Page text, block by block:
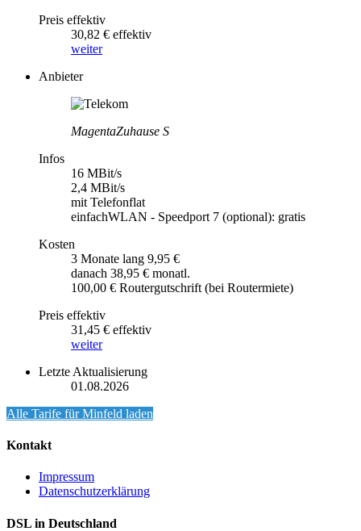
Preis effektiv
30,82 € effektiv
weiter
Anbieter
MagentaZuhause S
Infos
16 MBit/s
2,4 MBit/s
mit Telefonflat
einfachWLAN - Speedport 7 (optional): gratis
Kosten
3 Monate lang 9,95 €
danach 38,95 € monatl.
100,00 € Routergutschrift (bei Routermiete)
Preis effektiv
31,45 € effektiv
weiter
Letzte Aktualisierung
01.08.2026
Alle Tarife fürMinfeld laden
Kontakt
Impressum
Datenschutzerklärung
DSL in Deutschland